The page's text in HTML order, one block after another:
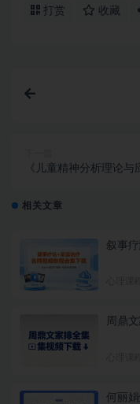
打赏 收藏
《儿童精神分析理论
相关文章
叙事
周鼎
何丽